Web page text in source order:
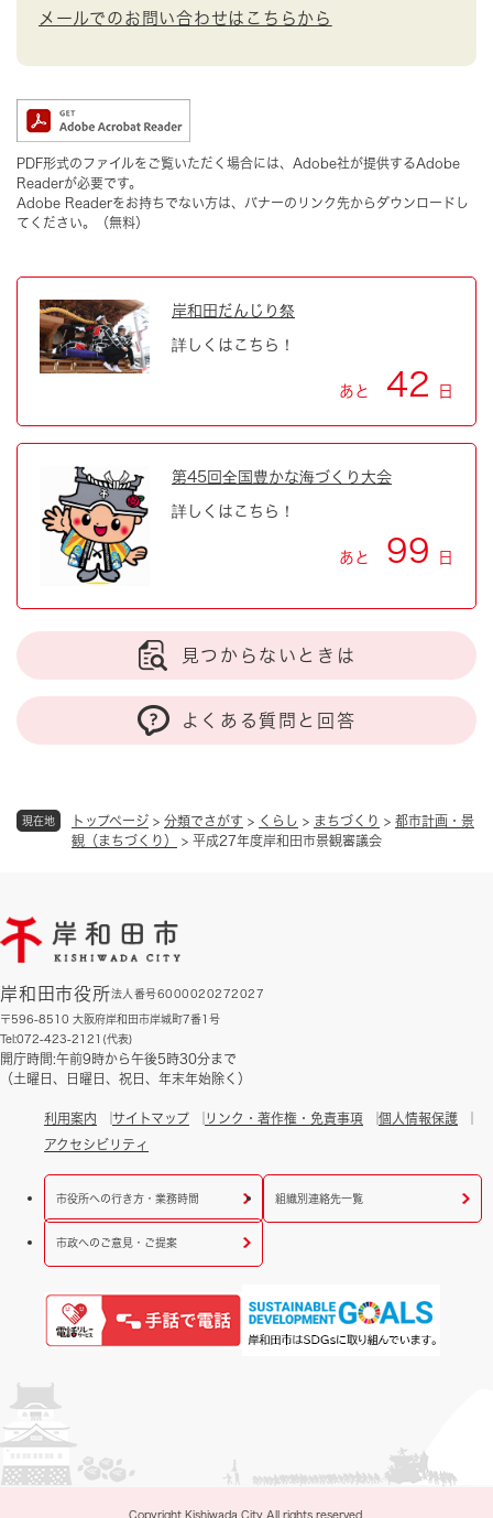
現在地 トップページ > 分類でさがす > くらし > まちづくり > 都市計画・景
観（まちづくり）
> 平成27年度岸和田市景観審議会
メールでのお問い合わせはこちらから
PDF形式のファイルをご覧いただく場合には、Adobe社が提供するAdobe
Readerが必要です。
Adobe Readerをお持ちでない方は、バナーのリンク先からダウンロードし
てください。（無料）
岸和田だんじり祭
詳しくはこちら！
あと 42 日
第45回全国豊かな海づくり大会
詳しくはこちら！
あと 99 日
見つからないときは
よくある質問と回答
岸和田市役所法人番号6000020272027
〒596-8510 大阪府岸和田市岸城町7番1号
Tel:072-423-2121(代表)
開庁時間:午前9時から午後5時30分まで
（土曜日、日曜日、祝日、年末年始除く）
利用案内 サイトマップ リンク・著作権・免責事項
個人情報保護
アクセシビリティ
市役所への行き方・業務時間 組織別連絡先一覧
市政へのご意見・ご提案
Copyright Kishiwada City All rights reserved.